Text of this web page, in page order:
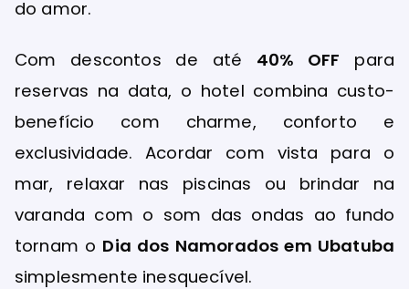
do amor.
Com descontos de até 40% OFF para
reservas na data, o hotel combina custo-
benefício com charme, conforto e
exclusividade. Acordar com vista para o
mar, relaxar nas piscinas ou brindar na
varanda com o som das ondas ao fundo
tornam o Dia dos Namorados em Ubatuba
simplesmente inesquecível.